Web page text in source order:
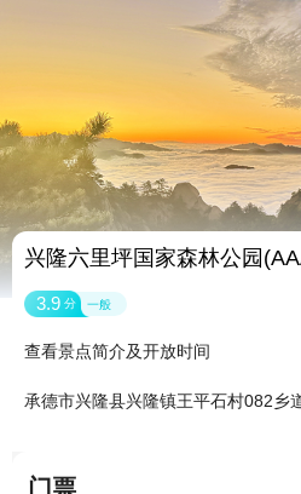
兴隆六里坪国家森林公园
3.9 分 一般
查看景点简介及开放时间
承德市兴隆县兴隆镇王平石村082乡
门票